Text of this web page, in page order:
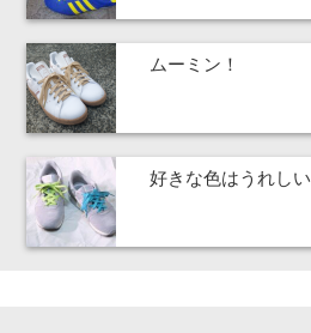
ムーミン！
好きな色はうれしい